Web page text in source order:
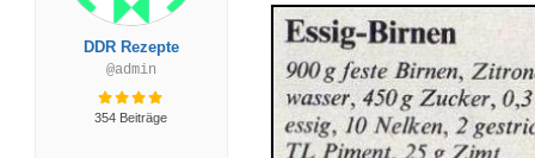
DDR Rezepte
@admin
354 Beiträge